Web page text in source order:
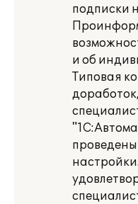
подписки
и об
Типовая